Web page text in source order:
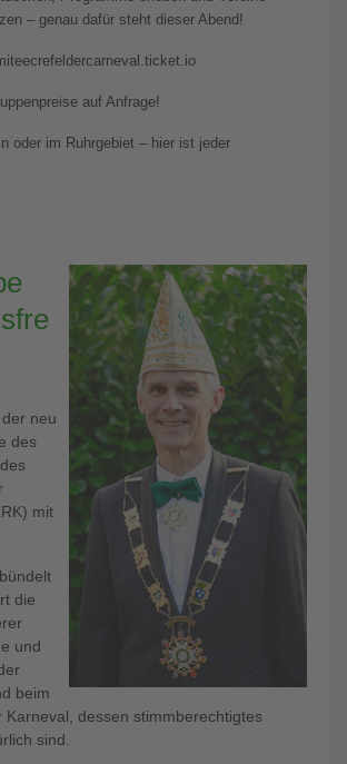
– genau dafür steht dieser Abend!
auf Anfrage!
oder im Ruhrgebiet – hier ist jeder
neu
des
mit
die
und
beim
Karneval, dessen stimmberechtigtes
sind.